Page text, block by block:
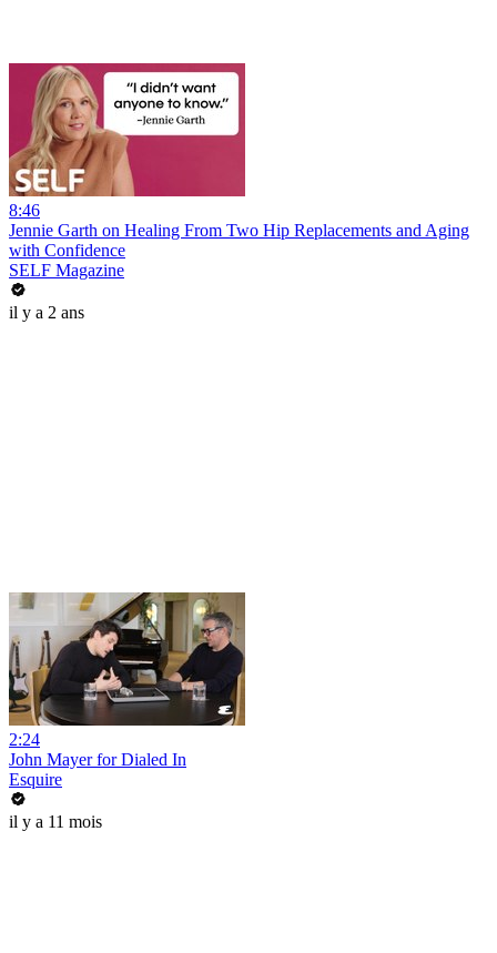
8:46
Jennie Garth on Healing From Two Hip Replacements and Aging
with Confidence
SELF Magazine
il y a 2 ans
2:24
John Mayer for Dialed In
Esquire
il y a 11 mois